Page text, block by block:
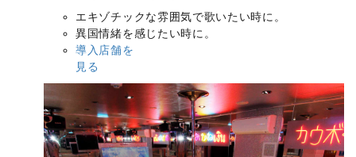
エキゾチックな雰囲気で歌いたい時に。
異国情緒を感じたい時に。
導入店舗を
見る